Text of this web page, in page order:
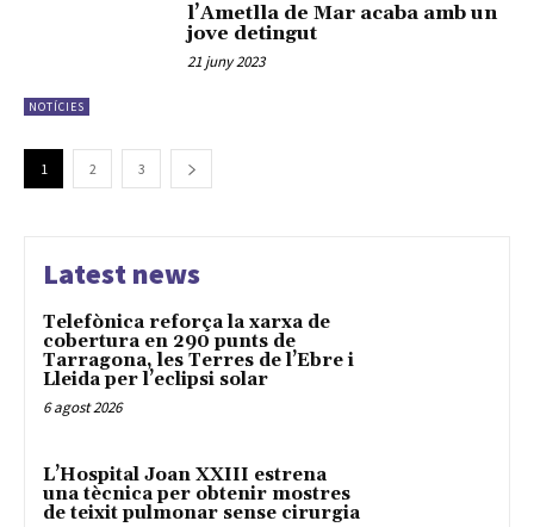
NOTÍCIES
l’Ametlla de Mar acaba amb un
jove detingut
21 juny 2023
1 2 3
Latest news
Telefònica reforça la xarxa de
cobertura en 290 punts de
Tarragona, les Terres de l’Ebre i
Lleida per l’eclipsi solar
6 agost 2026
L’Hospital Joan XXIII estrena
una tècnica per obtenir mostres
de teixit pulmonar sense cirurgia